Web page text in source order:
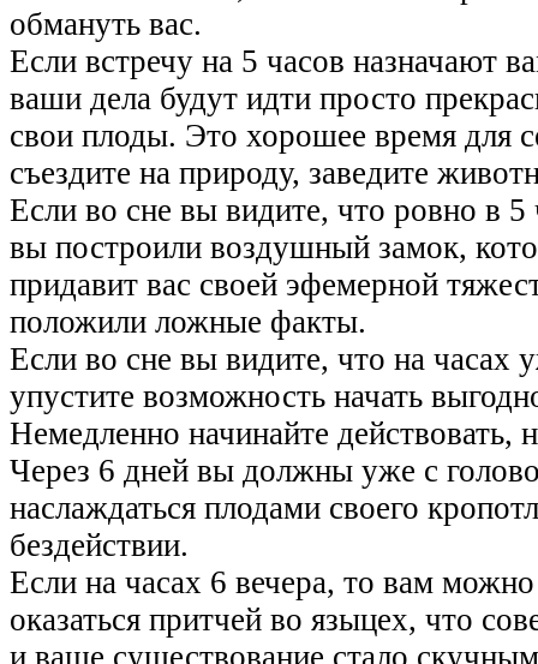
обмануть вас.
Если встречу на 5 часов назначают
ваши дела будут идти просто
свои плоды. Это хорошее время для
съездите на природу, заведите
Если во сне вы видите, что ровно в 5
вы построили воздушный замок,
придавит вас своей эфемерной
положили ложные факты.
Если во сне вы видите, что на часах
упустите возможность начать
Немедленно начинайте действовать,
Через 6 дней вы должны уже с
наслаждаться плодами своего
бездействии.
Если на часах 6 вечера, то вам
оказаться притчей во языцех, что